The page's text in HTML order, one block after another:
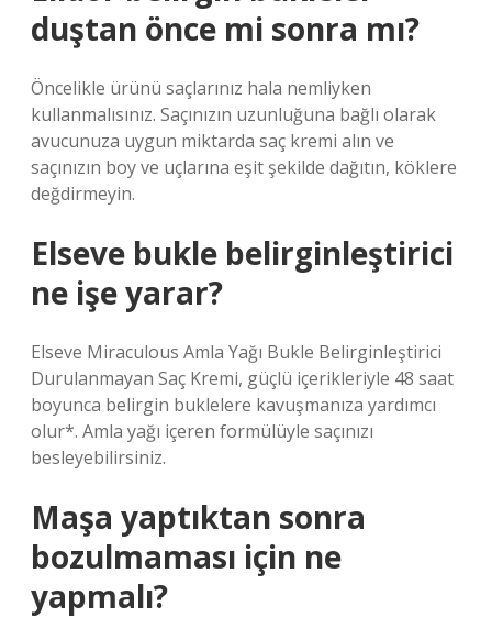
duştan önce mi sonra mı?
Öncelikle ürünü saçlarınız hala nemliyken
kullanmalısınız. Saçınızın uzunluğuna bağlı olarak
avucunuza uygun miktarda saç kremi alın ve
saçınızın boy ve uçlarına eşit şekilde dağıtın, köklere
değdirmeyin.
Elseve bukle belirginleştirici
ne işe yarar?
Elseve Miraculous Amla Yağı Bukle Belirginleştirici
Durulanmayan Saç Kremi, güçlü içerikleriyle 48 saat
boyunca belirgin buklelere kavuşmanıza yardımcı
olur*. Amla yağı içeren formülüyle saçınızı
besleyebilirsiniz.
Maşa yaptıktan sonra
bozulmaması için ne
yapmalı?